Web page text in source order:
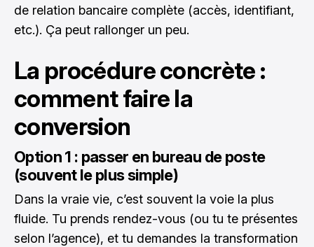
de relation bancaire complète (accès, identifiant,
etc.). Ça peut rallonger un peu.
La procédure concrète :
comment faire la
conversion
Option 1 : passer en bureau de poste
(souvent le plus simple)
Dans la vraie vie, c’est souvent la voie la plus
fluide. Tu prends rendez-vous (ou tu te présentes
selon l’agence), et tu demandes la transformation